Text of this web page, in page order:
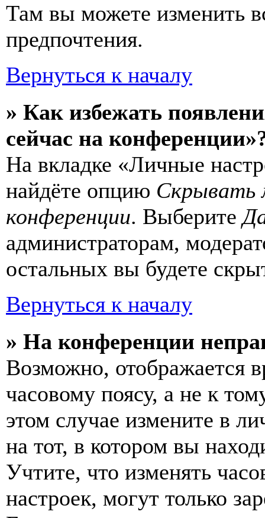
Там вы можете изменить
предпочтения.
Вернуться к началу
» Как избежать
сейчас на
На вкладке «Личные
найдёте опцию Скрывать
конференции. Выберите
администраторам,
остальных вы будете
Вернуться к началу
» На конференции
Возможно, отображается
часовому поясу, а не к
этом случае измените в
на тот, в котором вы
Учтите, что изменять
настроек, могут только